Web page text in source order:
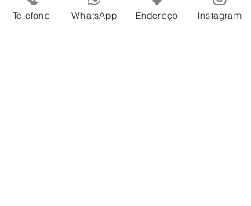
Telefone WhatsApp Endereço Instagram